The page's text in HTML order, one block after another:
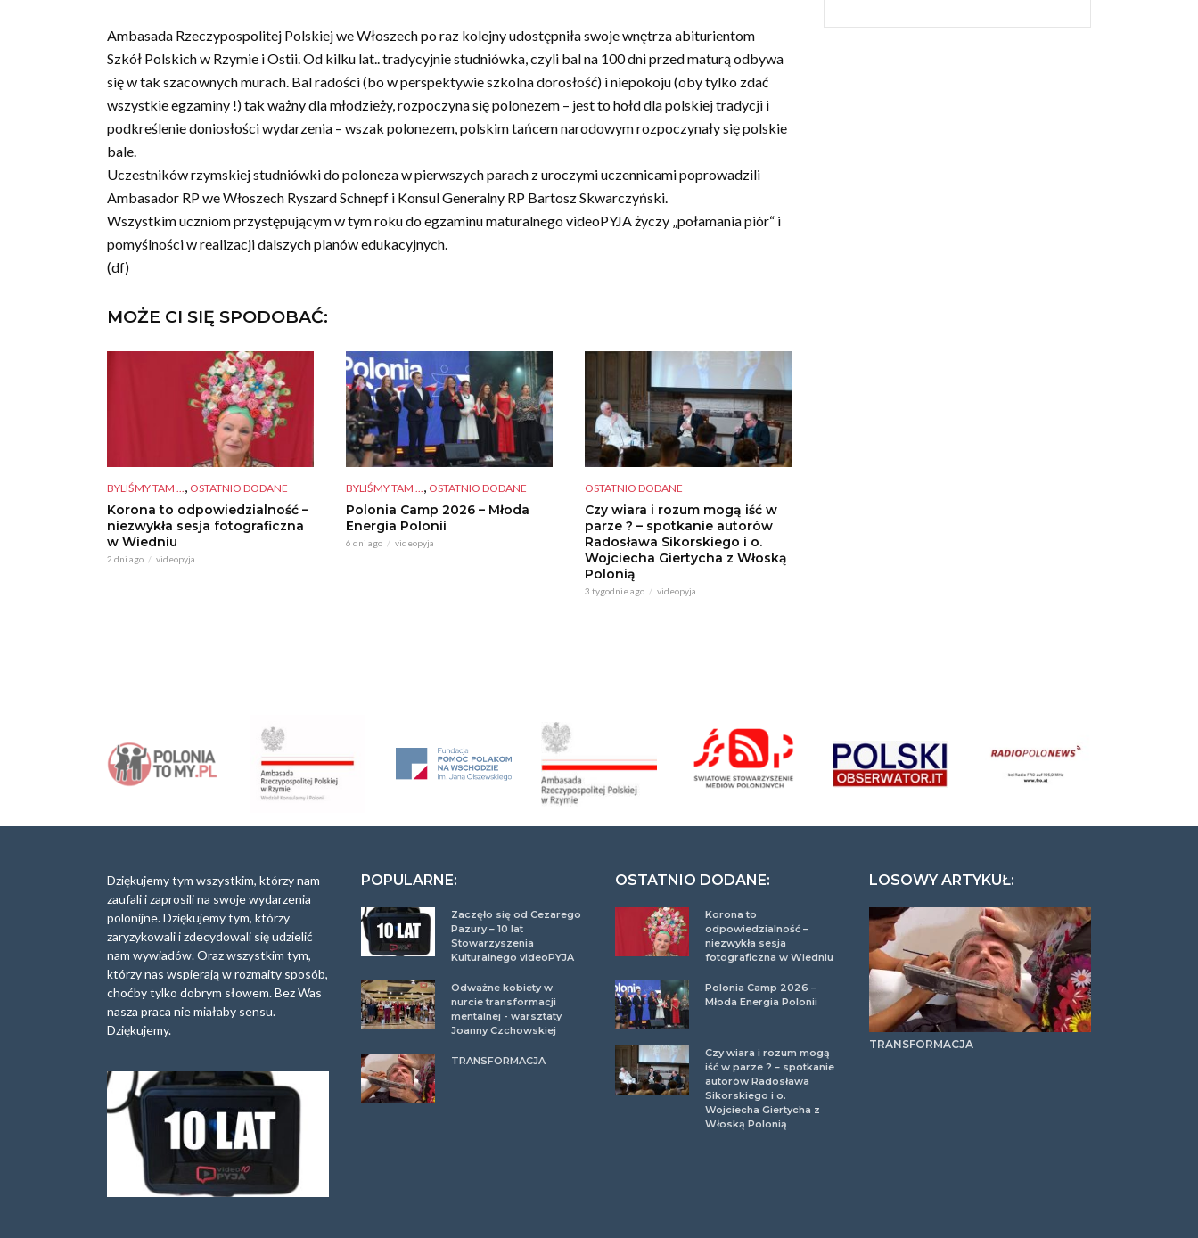
Ambasada Rzeczypospolitej Polskiej we Włoszech po raz kolejny udostępniła swoje wnętrza abiturientom
Szkół Polskich w Rzymie i Ostii. Od kilku lat.. tradycyjnie studniówka, czyli bal na 100 dni przed maturą odbywa
się w tak szacownych murach. Bal radości (bo w perspektywie szkolna dorosłość) i niepokoju (oby tylko zdać
wszystkie egzaminy !) tak ważny dla młodzieży, rozpoczyna się polonezem – jest to hołd dla polskiej tradycji i
podkreślenie doniosłości wydarzenia – wszak polonezem, polskim tańcem narodowym rozpoczynały się polskie
bale.
Uczestników rzymskiej studniówki do poloneza w pierwszych parach z uroczymi uczennicami poprowadzili
Ambasador RP we Włoszech Ryszard Schnepf i Konsul Generalny RP Bartosz Skwarczyński.
Wszystkim uczniom przystępującym w tym roku do egzaminu maturalnego videoPYJA życzy „połamania piór“ i
pomyślności w realizacji dalszych planów edukacyjnych.
(df)
MOŻE CI SIĘ SPODOBAĆ:
BYLIŚMY TAM ..., OSTATNIO DODANE
Korona to odpowiedzialność –
niezwykła sesja fotograficzna
w Wiedniu
2 dni ago videopyja
BYLIŚMY TAM ..., OSTATNIO DODANE
Polonia Camp 2026 – Młoda
Energia Polonii
6 dni ago videopyja
OSTATNIO DODANE
Czy wiara i rozum mogą iść w
parze ? – spotkanie autorów
Radosława Sikorskiego i o.
Wojciecha Giertycha z Włoską
Polonią
3 tygodnie ago videopyja
Dziękujemy tym wszystkim, którzy nam
zaufali i zaprosili na swoje wydarzenia
polonijne. Dziękujemy tym, którzy
zaryzykowali i zdecydowali się udzielić
nam wywiadów. Oraz wszystkim tym,
którzy nas wspierają w rozmaity sposób,
choćby tylko dobrym słowem. Bez Was
nasza praca nie miałaby sensu.
Dziękujemy.
POPULARNE:
Zaczęło się od Cezarego
Pazury – 10 lat
Stowarzyszenia
Kulturalnego videoPYJA
Odważne kobiety w
nurcie transformacji
mentalnej - warsztaty
Joanny Czchowskiej
TRANSFORMACJA
OSTATNIO DODANE:
Korona to
odpowiedzialność –
niezwykła sesja
fotograficzna w Wiedniu
Polonia Camp 2026 –
Młoda Energia Polonii
Czy wiara i rozum mogą
iść w parze ? – spotkanie
autorów Radosława
Sikorskiego i o.
Wojciecha Giertycha z
Włoską Polonią
LOSOWY ARTYKUŁ:
TRANSFORMACJA